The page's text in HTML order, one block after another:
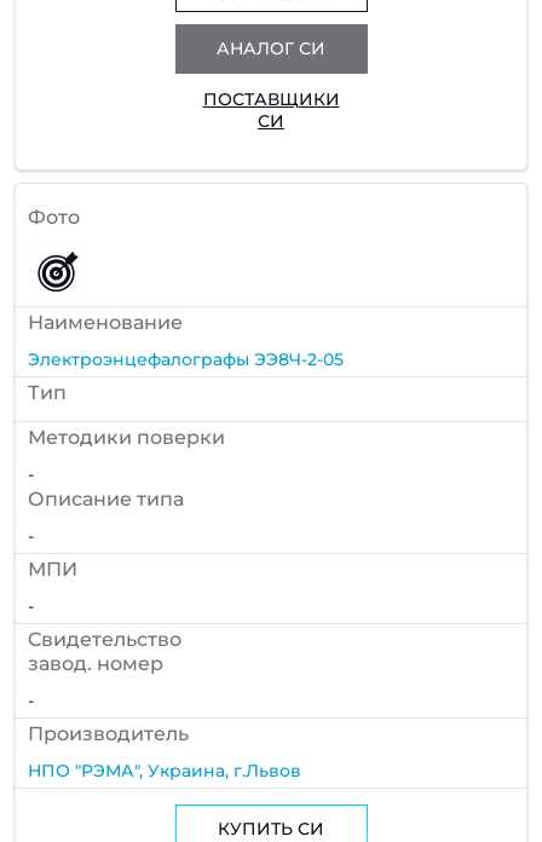
АНАЛОГ СИ
ПОСТАВЩИКИ
СИ
Фото
Наименование
Электроэнцефалографы ЭЭ8Ч-2-05
Тип
Методики поверки
-
Описание типа
-
МПИ
-
Cвидетельство
завод. номер
-
Производитель
НПО "РЭМА", Украина, г.Львов
КУПИТЬ СИ